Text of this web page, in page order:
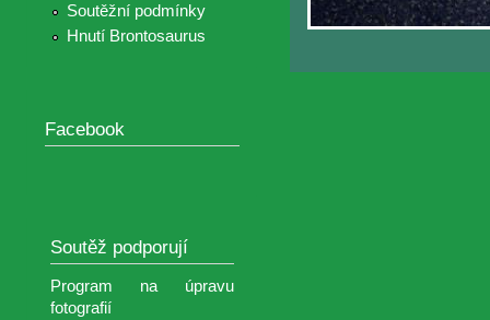
Soutěžní podmínky
Hnutí Brontosaurus
Facebook
Soutěž podporují
Program na úpravu
fotografií